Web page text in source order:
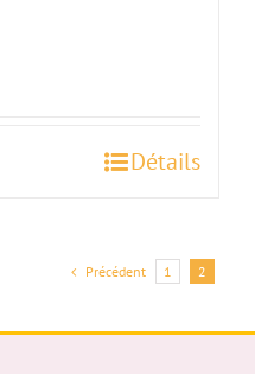
Détails
Précédent 1 2